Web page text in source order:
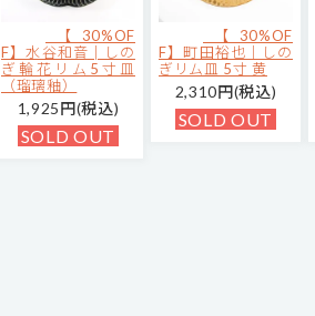
【30%OF
F】水谷和音│しの
ぎ輪花リム5寸皿
（瑠璃釉）
1,925円(税込)
SOLD OUT
【30%OF
F】町田裕也｜しの
ぎリム皿 5寸 黄
2,310円(税込)
SOLD OUT